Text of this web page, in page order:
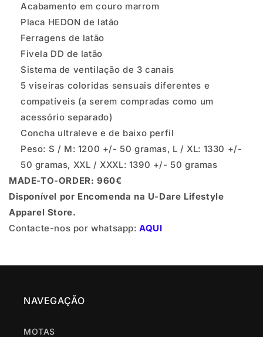
Acabamento em couro marrom
Placa HEDON de latão
Ferragens de latão
Fivela DD de latão
Sistema de ventilação de 3 canais
5 viseiras coloridas sensuais diferentes e
compatíveis (a serem compradas como um
acessório separado)
Concha ultraleve e de baixo perfil
Peso: S / M: 1200 +/- 50 gramas, L / XL: 1330 +/-
50 gramas, XXL / XXXL: 1390 +/- 50 gramas
MADE-TO-ORDER: 960€
Disponível por Encomenda na U-Dare Lifestyle
Apparel Store.
Contacte-nos por whatsapp:AQUI
NAVEGAÇÃO
MOTAS